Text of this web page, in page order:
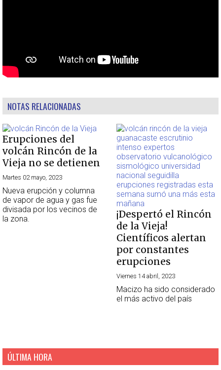
NOTAS RELACIONADAS
Erupciones del
volcán Rincón de la
Vieja no se detienen
Martes 02 mayo, 2023
Nueva erupción y columna
de vapor de agua y gas fue
divisada por los vecinos de
la zona.
¡Despertó el Rincón
de la Vieja!
Científicos alertan
por constantes
erupciones
Viernes 14 abril, 2023
Macizo ha sido considerado
el más activo del país
ÚLTIMA HORA